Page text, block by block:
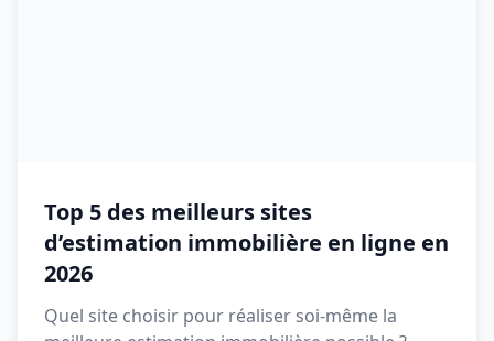
Top 5 des meilleurs sites
d’estimation immobilière en ligne en
2026
Quel site choisir pour réaliser soi-même la